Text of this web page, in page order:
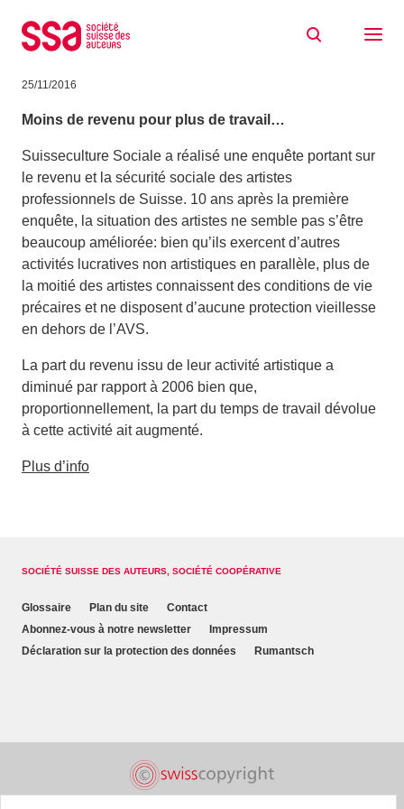
000 francs
25/11/2016
Moins de revenu pour plus de travail…
Suisseculture Sociale a réalisé une enquête portant sur
le revenu et la sécurité sociale des artistes
professionnels de Suisse. 10 ans après la première
enquête, la situation des artistes ne semble pas s’être
beaucoup améliorée: bien qu’ils exercent d’autres
activités lucratives non artistiques en parallèle, plus de
la moitié des artistes connaissent des conditions de vie
précaires et ne disposent d’aucune protection vieillesse
en dehors de l’AVS.
La part du revenu issu de leur activité artistique a
diminué par rapport à 2006 bien que,
proportionnellement, la part du temps de travail dévolue
à cette activité ait augmenté.
Plus d’info
SOCIÉTÉ SUISSE DES AUTEURS, SOCIÉTÉ COOPÉRATIVE
Glossaire Plan du site
Contact
Abonnez-vous à notre newsletter
Impressum
Déclaration sur la protection des données
Rumantsch